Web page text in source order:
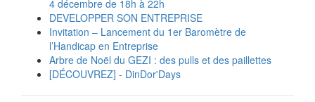
4 décembre de 18h à 22h
DEVELOPPER SON ENTREPRISE
Invitation – Lancement du 1er Baromètre de
l’Handicap en Entreprise
Arbre de Noël du GEZI : des pulls et des paillettes
[DÉCOUVREZ] - DinDor'Days